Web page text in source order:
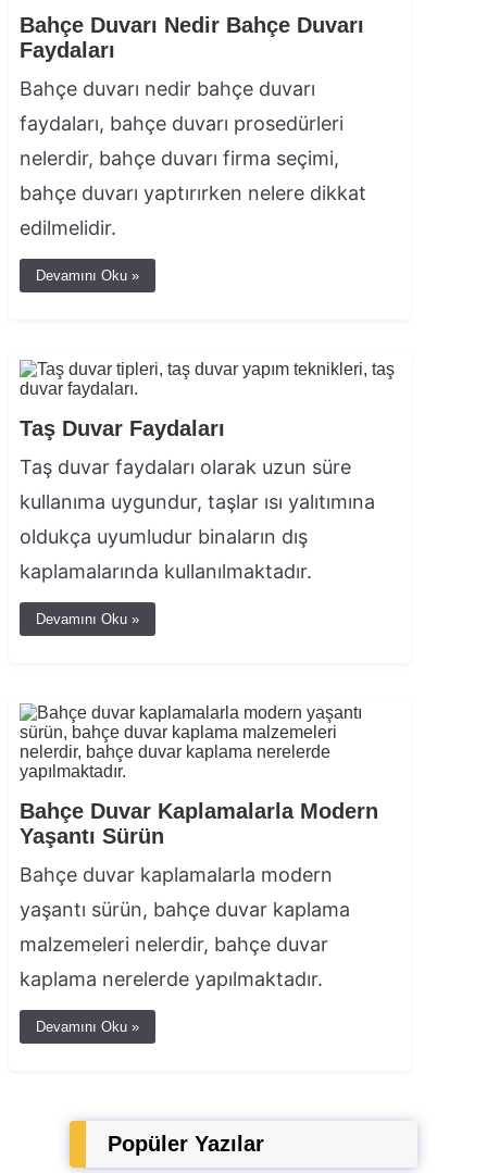
Bahçe Duvarı Nedir Bahçe Duvarı
Faydaları
Bahçe duvarı nedir bahçe duvarı
faydaları, bahçe duvarı prosedürleri
nelerdir, bahçe duvarı firma seçimi,
bahçe duvarı yaptırırken nelere dikkat
edilmelidir.
Devamını Oku »
Taş Duvar Faydaları
Taş duvar faydaları olarak uzun süre
kullanıma uygundur, taşlar ısı yalıtımına
oldukça uyumludur binaların dış
kaplamalarında kullanılmaktadır.
Devamını Oku »
Bahçe Duvar Kaplamalarla Modern
Yaşantı Sürün
Bahçe duvar kaplamalarla modern
yaşantı sürün, bahçe duvar kaplama
malzemeleri nelerdir, bahçe duvar
kaplama nerelerde yapılmaktadır.
Devamını Oku »
Popüler Yazılar